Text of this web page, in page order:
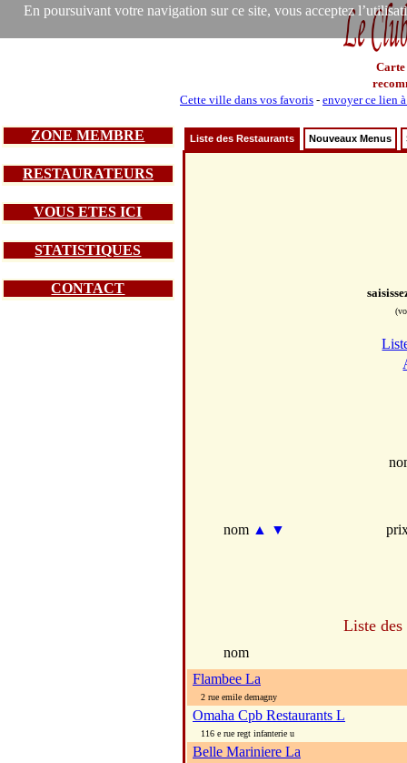
En poursuivant votre navigation sur ce site, vous acceptez
Carte
Cette ville dans vos favoris - envoyer ce lien
ZONE MEMBRE
RESTAURATEURS
VOUS ETES ICI
STATISTIQUES
CONTACT
Liste des Restaurants Nouveaux Menus
nom ▲ ▼
Liste des
nom
Flambee La
2 rue emile demagny
Omaha Cpb Restaurants L
116 e rue regt infanterie u
Belle Mariniere La